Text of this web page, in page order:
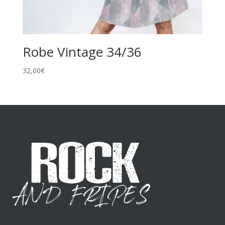
Robe Vintage 34/36
32,00€